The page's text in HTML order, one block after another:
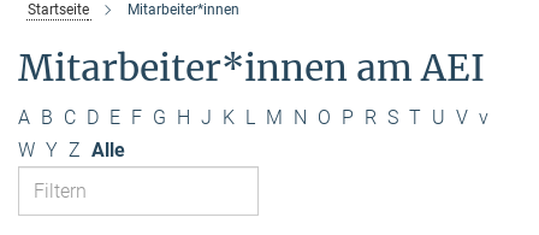
Startseite Mitarbeiter*innen
Mitarbeiter*innen am AEI
A B C D E F G H J K L M N O P R S T U V v
W Y Z Alle